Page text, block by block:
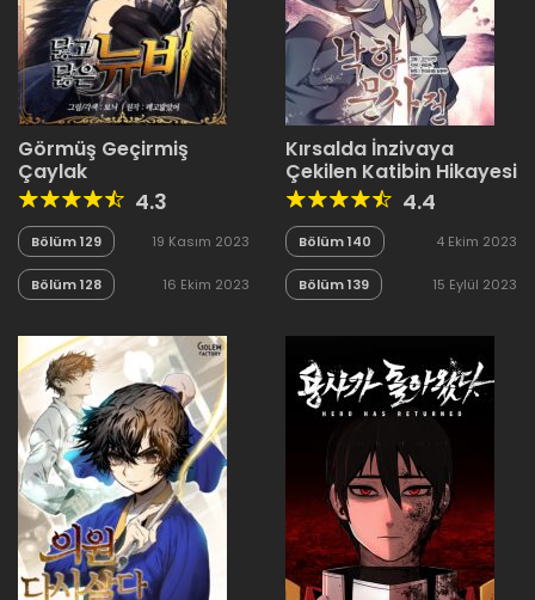
Görmüş Geçirmiş
Çaylak
4.3
Bölüm 129 19 Kasım 2023
Bölüm 128 16 Ekim 2023
Kırsalda İnzivaya
Çekilen Katibin Hikayesi
4.4
Bölüm 140 4 Ekim 2023
Bölüm 139 15 Eylül 2023